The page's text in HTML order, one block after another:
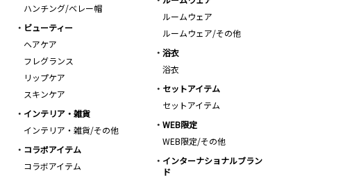
ハンチング/ベレー帽
ルームウェア
ルームウェア/その他
ビューティー
ヘアケア
フレグランス
リップケア
スキンケア
浴衣
浴衣
セットアイテム
セットアイテム
インテリア・雑貨
インテリア・雑貨/その他
WEB限定
WEB限定/その他
コラボアイテム
コラボアイテム
インターナショナルブラン
ド